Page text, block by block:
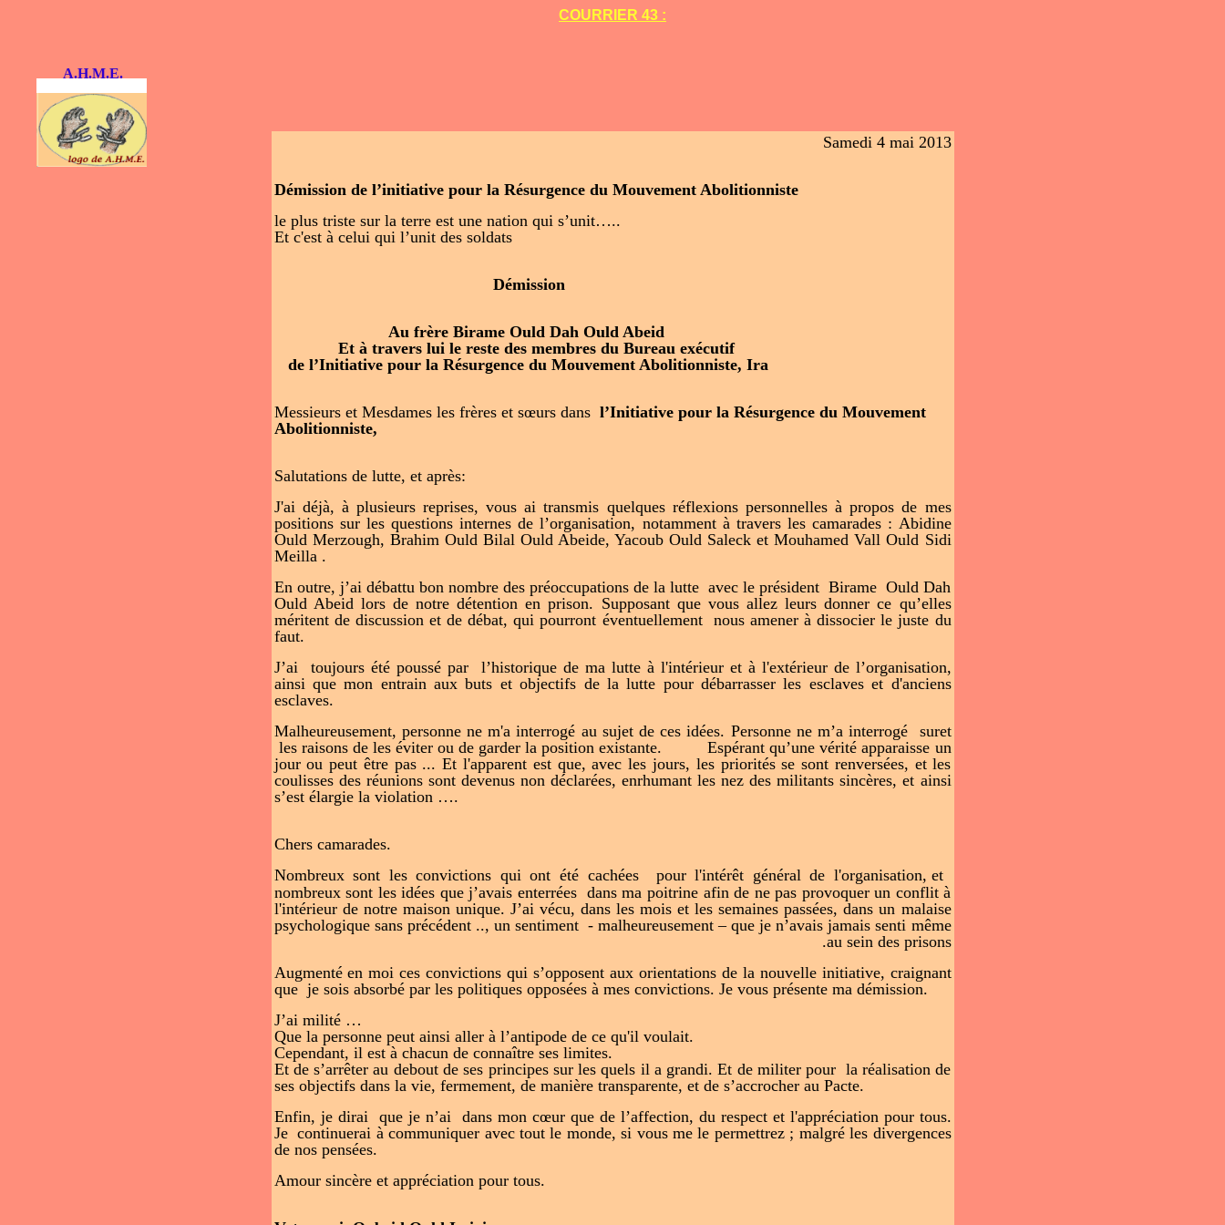
A.H.M.E.
COURRIER 43 :
Samedi 4 mai 2013
Démission de l’initiative pour la Résurgence du Mouvement Abolitionniste
le plus triste sur la terre est une nation qui s’unit…..
Et c'est à celui qui l’unit des soldats
Démission
Au frère Birame Ould Dah Ould Abeid
Et à travers lui le reste des membres du Bureau exécutif
de l’Initiative pour la Résurgence du Mouvement Abolitionniste, Ira
Messieurs et Mesdames les frères et sœurs dans l’Initiative pour la Résurgence du Mouvement
Abolitionniste,
Salutations de lutte, et après:
J'ai déjà, à plusieurs reprises, vous ai transmis quelques réflexions personnelles à propos de mes
positions sur les questions internes de l’organisation, notamment à travers les camarades : Abidine
Ould Merzough, Brahim Ould Bilal Ould Abeide, Yacoub Ould Saleck et Mouhamed Vall Ould Sidi
Meilla .
En outre, j’ai débattu bon nombre des préoccupations de la lutte avec le président Birame Ould Dah
Ould Abeid lors de notre détention en prison. Supposant que vous allez leurs donner ce qu’elles
méritent de discussion et de débat, qui pourront éventuellement nous amener à dissocier le juste du
faut.
J’ai toujours été poussé par l’historique de ma lutte à l'intérieur et à l'extérieur de l’organisation,
ainsi que mon entrain aux buts et objectifs de la lutte pour débarrasser les esclaves et d'anciens
esclaves.
Malheureusement, personne ne m'a interrogé au sujet de ces idées. Personne ne m’a interrogé suret
les raisons de les éviter ou de garder la position existante. Espérant qu’une vérité apparaisse un
jour ou peut être pas ... Et l'apparent est que, avec les jours, les priorités se sont renversées, et les
coulisses des réunions sont devenus non déclarées, enrhumant les nez des militants sincères, et ainsi
s’est élargie la violation ….
Chers camarades.
Nombreux sont les convictions qui ont été cachées pour l'intérêt général de l'organisation, et
nombreux sont les idées que j’avais enterrées dans ma poitrine afin de ne pas provoquer un conflit à
l'intérieur de notre maison unique. J’ai vécu, dans les mois et les semaines passées, dans un malaise
psychologique sans précédent .., un sentiment - malheureusement – que je n’avais jamais senti même
au sein des prisons.
Augmenté en moi ces convictions qui s’opposent aux orientations de la nouvelle initiative, craignant
que je sois absorbé par les politiques opposées à mes convictions. Je vous présente ma démission.
J’ai milité …
Que la personne peut ainsi aller à l’antipode de ce qu'il voulait.
Cependant, il est à chacun de connaître ses limites.
Et de s’arrêter au debout de ses principes sur les quels il a grandi. Et de militer pour la réalisation de
ses objectifs dans la vie, fermement, de manière transparente, et de s’accrocher au Pacte.
Enfin, je dirai que je n’ai dans mon cœur que de l’affection, du respect et l'appréciation pour tous.
Je continuerai à communiquer avec tout le monde, si vous me le permettrez ; malgré les divergences
de nos pensées.
Amour sincère et appréciation pour tous.